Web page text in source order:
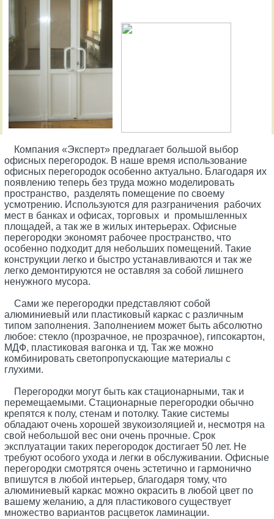
Компания «Эксперт» предлагает большой выбор
офисных перегородок. В наше время использование
офисных перегородок особенно актуально. Благодаря их
появлению теперь без труда можно моделировать
пространство, разделять помещение по своему
усмотрению. Используются для разграничения рабочих
мест в банках и офисах, торговых и промышленных
площадей, а так же в жилых интерьерах. Офисные
перегородки экономят рабочее пространство, что
особенно подходит для небольших помещений. Такие
конструкции легко и быстро устанавливаются и так же
легко демонтируются не оставляя за собой лишнего
ненужного мусора.
Сами же перегородки представляют собой
алюминиевый или пластиковый каркас с различным
типом заполнения. Заполнением может быть абсолютно
любое: стекло (прозрачное, не прозрачное), гипсокартон,
МДФ, пластиковая вагонка и тд. Так же можно
комбинировать светопропускающие материалы с
глухими.
Перегородки могут быть как стационарными, так и
перемещаемыми. Стационарные перегородки обычно
крепятся к полу, стенам и потолку. Такие системы
обладают очень хорошей звукоизоляцией и, несмотря на
свой небольшой вес они очень прочные. Срок
эксплуатации таких перегородок достигает 50 лет. Не
требуют особого ухода и легки в обслуживании. Офисные
перегородки смотрятся очень эстетично и гармонично
впишутся в любой интерьер, благодаря тому, что
алюминиевый каркас можно окрасить в любой цвет по
вашему желанию, а для пластикового существует
множество вариантов расцветок ламинации.